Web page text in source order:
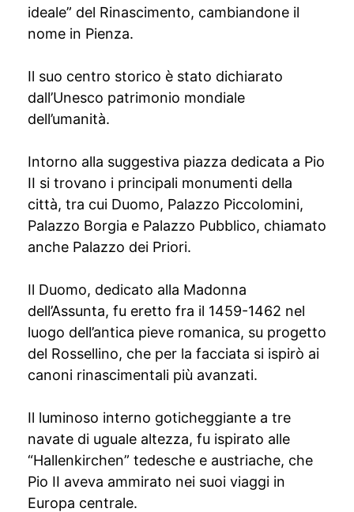
ideale” del Rinascimento, cambiandone il
nome in Pienza.
Il suo centro storico è stato dichiarato
dall’Unesco patrimonio mondiale
dell’umanità.
Intorno alla suggestiva piazza dedicata a Pio
II si trovano i principali monumenti della
città, tra cui Duomo, Palazzo Piccolomini,
Palazzo Borgia e Palazzo Pubblico, chiamato
anche Palazzo dei Priori.
Il Duomo, dedicato alla Madonna
dell’Assunta, fu eretto fra il 1459-1462 nel
luogo dell’antica pieve romanica, su progetto
del Rossellino, che per la facciata si ispirò ai
canoni rinascimentali più avanzati.
Il luminoso interno goticheggiante a tre
navate di uguale altezza, fu ispirato alle
“Hallenkirchen” tedesche e austriache, che
Pio II aveva ammirato nei suoi viaggi in
Europa centrale.